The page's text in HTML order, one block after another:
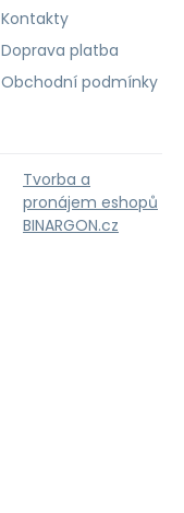
Kontakty
Doprava platba
Obchodní podmínky
Tvorba a
pronájem eshopů
BINARGON.cz